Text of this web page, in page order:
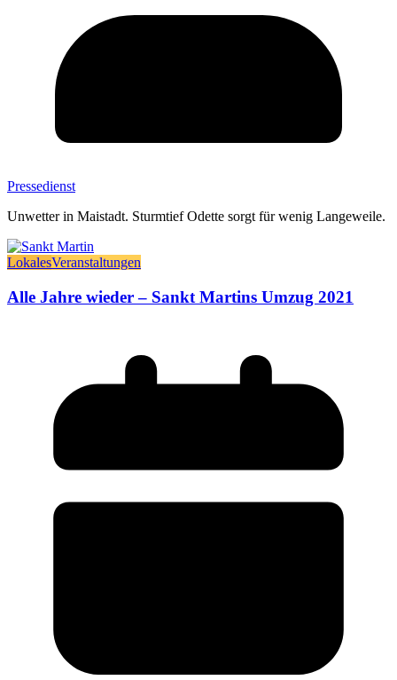
Pressedienst
Unwetter in Maistadt. Sturmtief Odette sorgt für wenig Langeweile.
LokalesVeranstaltungen
Alle Jahre wieder – Sankt Martins Umzug 2021